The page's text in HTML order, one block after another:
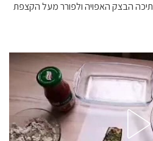
הבצק האפויה ולפורר מעל הקצפת